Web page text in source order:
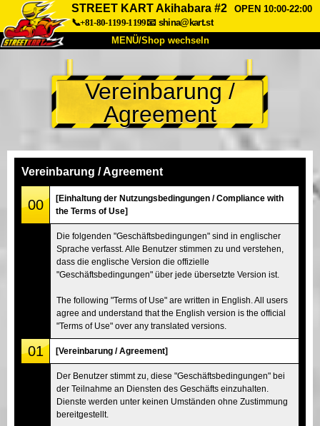
STREET KART Akihabara #2
OPEN 10:00-22:00
📞+81-80-1199-1199📧 shina@kart.st
MENÜ/Shop wechseln
Über uns Spezifikationen Preise
Anfahrt Bewertungen FAQ
Shop wechseln
Tokio Akihabara#2
Tokio Shibuya Annex Tokio Bucht
Tokio Asakusa
Vereinbarung /
Agreement
Vereinbarung / Agreement
00
[Einhaltung der Nutzungsbedingungen / Compliance with
the Terms of Use]
Die folgenden "Geschäftsbedingungen" sind in englischer
Sprache verfasst. Alle Benutzer stimmen zu und verstehen,
dass die englische Version die offizielle
"Geschäftsbedingungen" über jede übersetzte Version ist.
The following "Terms of Use" are written in English. All users
agree and understand that the English version is the official
"Terms of Use" over any translated versions.
01 [Vereinbarung / Agreement]
Der Benutzer stimmt zu, diese "Geschäftsbedingungen" bei
der Teilnahme an Diensten des Geschäfts einzuhalten.
Dienste werden unter keinen Umständen ohne Zustimmung
bereitgestellt.